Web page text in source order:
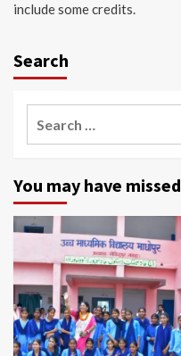
include some credits.
Search
You may have missed